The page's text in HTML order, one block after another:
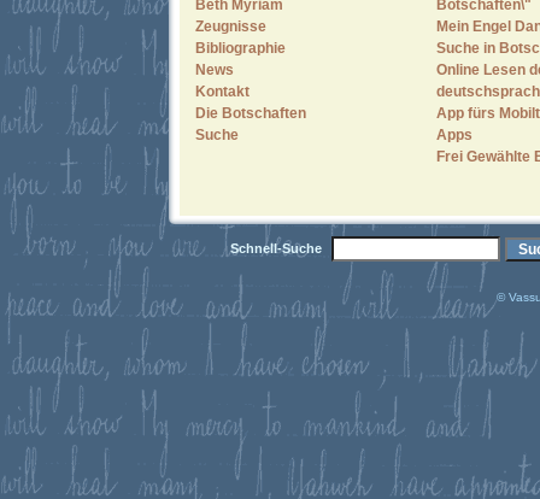
Beth Myriam
Zeugnisse
Bibliographie
News
Kontakt
Die Botschaften
Suche
Botschaften\"
Mein Engel
Suche in
Online Lesen
App fürs
Apps
Frei Gewählte
Schnell-Suche
©